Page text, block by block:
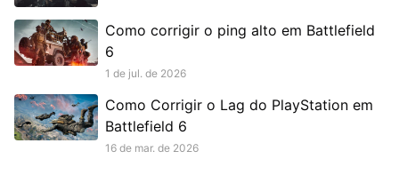
Como corrigir o ping alto em Battlefield
6
1 de jul. de 2026
Como Corrigir o Lag do PlayStation em
Battlefield 6
16 de mar. de 2026